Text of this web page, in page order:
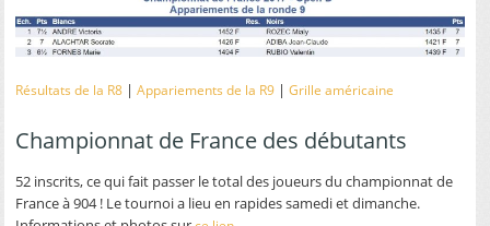
Résultats de la R8 |Appariements de la R9 |Grille américaine
Championnat de France des débutants
52 inscrits, ce qui fait passer le total des joueurs du championnat de
France à 904 ! Le tournoi a lieu en rapides samedi et dimanche.